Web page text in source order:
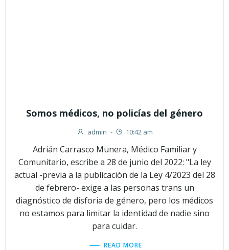
Somos médicos, no policías del género
admin - 10:42 am
Adrián Carrasco Munera, Médico Familiar y
Comunitario, escribe a 28 de junio del 2022: "La ley
actual -previa a la publicación de la Ley 4/2023 del 28
de febrero- exige a las personas trans un
diagnóstico de disforia de género, pero los médicos
no estamos para limitar la identidad de nadie sino
para cuidar.
READ MORE